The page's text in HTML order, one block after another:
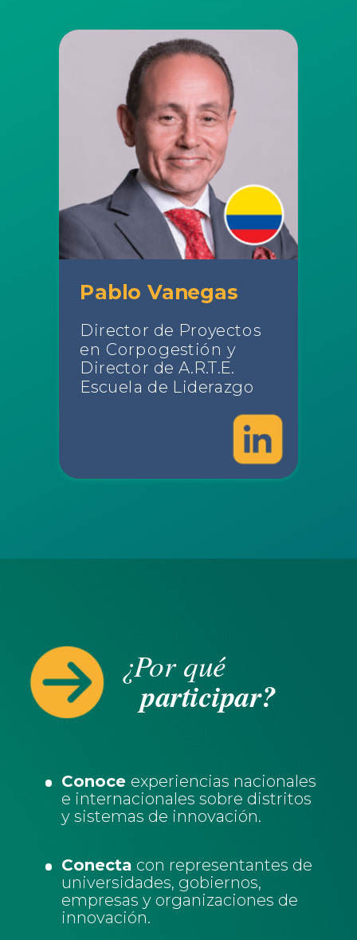
¿Por qué
participar?
Conoce experiencias nacionales
e internacionales sobre distritos
y sistemas de innovación.
Conecta con representantes de
universidades, gobiernos,
empresas y organizaciones de
innovación.
Pablo Vanegas
Director de Proyectos
en Corpogestión y
Director de A.R.T.E.
Escuela de Liderazgo